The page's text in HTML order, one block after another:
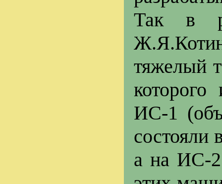
Так в
тяжелый
ИС-1
а на ИС-2